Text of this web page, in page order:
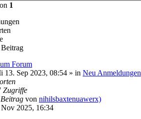
1
Forum
13. Sep 2023, 08:54 » in Neu Anmeldungen
Zugriffe
von nihilsbaxtenuawerx)
2025, 16:34